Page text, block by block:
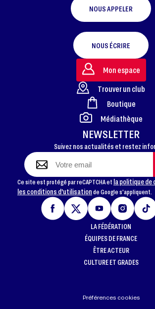
FOOTER
NOUS APPELER
NOUS ÉCRIRE
NEWSLETTER
Suivez nos actualités et restez
Ce site est protégé par reCAPTCHA et la politique
les conditions d'utilisationde Google s'appliquent.
Mon espace
Trouver un club
Boutique
Médiathèque
LA FÉDÉRATION
ÉQUIPES DE FRANCE
ÊTRE ACTEUR
CULTURE ET GRADES
Préférences cookies